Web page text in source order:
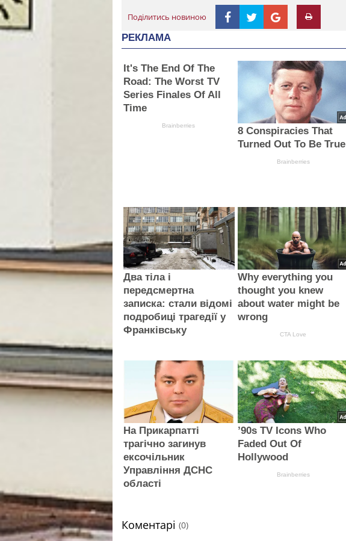
Поділитись новиною
РЕКЛАМА
It's The End Of The
Road: The Worst TV
Series Finales Of All
Time
Brainberries
8 Conspiracies That
Turned Out To Be True
Brainberries
Два тіла і
передсмертна
записка: стали відомі
подробиці трагедії у
Франківську
Why everything you
thought you knew
about water might be
wrong
CTA Love
На Прикарпатті
трагічно загинув
ексочільник
Управління ДСНС
області
’90s TV Icons Who
Faded Out Of
Hollywood
Brainberries
Коментарі (0)